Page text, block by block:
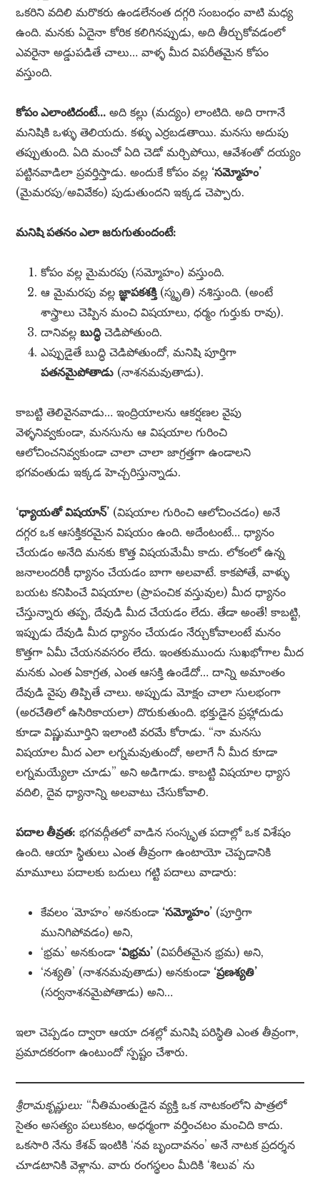
ఒకరిని వదిలి మరొకరు ఉండలేనంత దగ్గరి సంబంధం వాటి మధ్య
ఉంది. మనకు ఏదైనా కోరిక కలిగినప్పుడు, అది తీర్చుకోవడంలో
ఎవరైనా అడ్డుపడితే చాలు… వాళ్ళ మీద విపరీతమైన కోపం
వస్తుంది.
కోపం ఎలాంటిదంటే… అది కల్లు (మద్యం) లాంటిది. అది రాగానే
మనిషికి ఒళ్ళు తెలియదు. కళ్ళు ఎర్రబడతాయి. మనసు అదుపు
తప్పుతుంది. ఏది మంచో ఏది చెడో మర్చిపోయి, ఆవేశంతో దయ్యం
పట్టినవాడిలా ప్రవర్తిస్తాడు. అందుకే కోపం వల్ల ‘సమ్మోహం’
(మైమరపు/అవివేకం) పుడుతుందని ఇక్కడ చెప్పారు.
మనిషి పతనం ఎలా జరుగుతుందంటే:
కోపం వల్ల మైమరపు (సమ్మోహం) వస్తుంది.
ఆ మైమరపు వల్లజ్ఞాపకశక్తి(స్మృతి) నశిస్తుంది. (అంటే
శాస్త్రాలు చెప్పిన మంచి విషయాలు, ధర్మం గుర్తుకు రావు).
దానివల్లబుద్ధిచెడిపోతుంది.
ఎప్పుడైతే బుద్ధి చెడిపోతుందో, మనిషి పూర్తిగా
పతనమైపోతాడు (నాశనమవుతాడు).
కాబట్టి తెలివైనవాడు… ఇంద్రియాలను ఆకర్షణల వైపు
వెళ్ళనివ్వకుండా, మనసును ఆ విషయాల గురించి
ఆలోచించనివ్వకుండా చాలా చాలా జాగ్రత్తగా ఉండాలని
భగవంతుడు ఇక్కడ హెచ్చరిస్తున్నాడు.
‘ధ్యాయతో విషయాన్’ (విషయాల గురించి ఆలోచించడం) అనే
దగ్గర ఒక ఆసక్తికరమైన విషయం ఉంది. అదేంటంటే… ధ్యానం
చేయడం అనేది మనకు కొత్త విషయమేమీ కాదు. లోకంలో ఉన్న
జనాలందరికీ ధ్యానం చేయడం బాగా అలవాటే. కాకపోతే, వాళ్ళు
బయట కనిపించే విషయాల (ప్రాపంచిక వస్తువుల) మీద ధ్యానం
చేస్తున్నారు తప్ప, దేవుడి మీద చేయడం లేదు. తేడా అంతే! కాబట్టి,
ఇప్పుడు దేవుడి మీద ధ్యానం చేయడం నేర్చుకోవాలంటే మనం
కొత్తగా ఏమీ చేయనవసరం లేదు. ఇంతకుముందు సుఖభోగాల మీద
మనకు ఎంత ఏకాగ్రత, ఎంత ఆసక్తి ఉండేదో… దాన్ని అమాంతం
దేవుడి వైపు తిప్పితే చాలు. అప్పుడు మోక్షం చాలా సులభంగా
(అరచేతిలో ఉసిరికాయలా) దొరుకుతుంది. భక్తుడైన ప్రహ్లాదుడు
కూడా విష్ణుమూర్తిని ఇలాంటి వరమే కోరాడు. “నా మనసు
విషయాల మీద ఎలా లగ్నమవుతుందో, అలాగే నీ మీద కూడా
లగ్నమయ్యేలా చూడు” అని అడిగాడు. కాబట్టి విషయాల ధ్యాస
వదిలి, దైవ ధ్యానాన్ని అలవాటు చేసుకోవాలి.
పదాల తీవ్రత: భగవద్గీతలో వాడిన సంస్కృత పదాల్లో ఒక విశేషం
ఉంది. ఆయా స్థితులు ఎంత తీవ్రంగా ఉంటాయో చెప్పడానికి
మామూలు పదాలకు బదులు గట్టి పదాలు వాడారు:
కేవలం ‘మోహం’ అనకుండా ‘సమ్మోహం’ (పూర్తిగా
మునిగిపోవడం) అని,
‘భ్రమ’ అనకుండా ‘విభ్రమ’ (విపరీతమైన భ్రమ) అని,
‘నశ్యతి’ (నాశనమవుతాడు) అనకుండా ‘ప్రణశ్యతి’
(సర్వనాశనమైపోతాడు) అని…
ఇలా చెప్పడం ద్వారా ఆయా దశల్లో మనిషి పరిస్థితి ఎంత తీవ్రంగా,
ప్రమాదకరంగా ఉంటుందో స్పష్టం చేశారు.
శ్రీరామకృష్ణులు: “నీతిమంతుడైన వ్యక్తి ఒక నాటకంలోని పాత్రలో
సైతం అసత్యం పలుకటం, అధర్మంగా వర్తించటం మంచిది కాదు.
ఒకసారి నేను కేశవ్ ఇంటికి ‘నవ బృందావనం’ అనే నాటక ప్రదర్శన
చూడటానికి వెళ్లాను. వారు రంగస్థలం మీదికి ‘శిలువ’ ను